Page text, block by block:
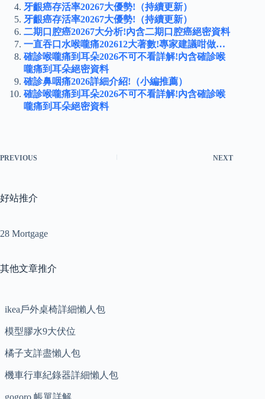
牙齦癌存活率20267大優勢!（持續更新）
牙齦癌存活率20267大優勢!（持續更新）
二期口腔癌20267大分析!內含二期口腔癌絕密資料
一直吞口水喉嚨痛202612大著數!專家建議咁做…
確診喉嚨痛到耳朵2026不可不看詳解!內含確診喉
嚨痛到耳朵絕密資料
確診鼻咽痛2026詳細介紹!（小編推薦）
確診喉嚨痛到耳朵2026不可不看詳解!內含確診喉
嚨痛到耳朵絕密資料
PREVIOUS NEXT
好站推介
28 Mortgage
其他文章推介
ikea戶外桌椅詳細懶人包
模型膠水9大伏位
橘子支詳盡懶人包
機車行車紀錄器詳細懶人包
gogoro 帳單詳解